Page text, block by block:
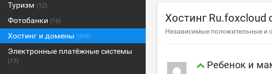
Туризм (12)
Фотобанки (16)
Хостинг и домены (399)
Электронные платёжные системы
(17)
Хостинг Ru.foxcloud
Независимые положительные и
Ребенок и